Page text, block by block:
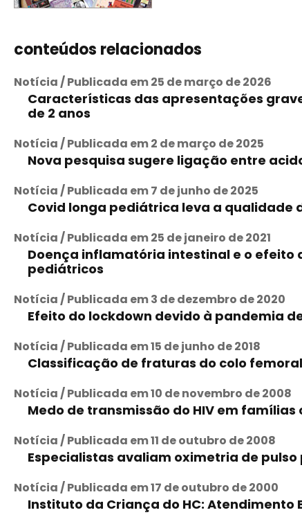
conteúdos relacionados
Notícia / Publicada em 25 de março de 2026
Características das apresentações
de 2 anos
Notícia / Publicada em 2 de março de 2025
Nova pesquisa sugere ligação entre
Notícia / Publicada em 7 de junho de 2025
Covid longa pediátrica leva a qualidade
Notícia / Publicada em 25 de janeiro de 2021
Doença inflamatória intestinal e o efeito
pediátricos
Notícia / Publicada em 3 de dezembro de 2020
Efeito do lockdown devido à pandemia
Notícia / Publicada em 15 de junho de 2018
Classificação de fraturas do colo
Notícia / Publicada em 10 de novembro de 2008
Medo de transmissão do HIV em
Notícia / Publicada em 11 de outubro de 2008
Especialistas avaliam oximetria de
Notícia / Publicada em 17 de outubro de 2000
Instituto da Criança do HC: Atendimento